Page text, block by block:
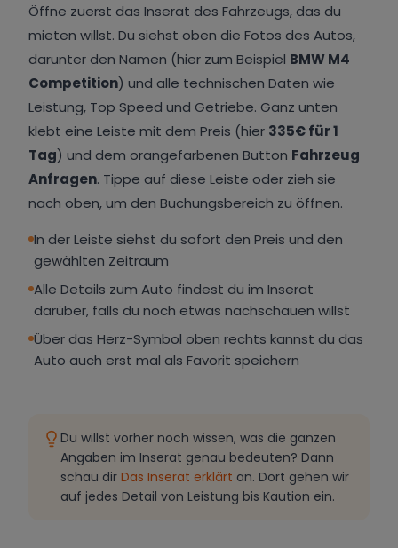
Öffne zuerst das Inserat des Fahrzeugs, das du
mieten willst. Du siehst oben die Fotos des Autos,
darunter den Namen (hier zum Beispiel BMW M4
Competition) und alle technischen Daten wie
Leistung, Top Speed und Getriebe. Ganz unten
klebt eine Leiste mit dem Preis (hier 335€ für 1
Tag) und dem orangefarbenen Button Fahrzeug
Anfragen. Tippe auf diese Leiste oder zieh sie
nach oben, um den Buchungsbereich zu öffnen.
In der Leiste siehst du sofort den Preis und den
gewählten Zeitraum
Alle Details zum Auto findest du im Inserat
darüber, falls du noch etwas nachschauen willst
Über das Herz-Symbol oben rechts kannst du das
Auto auch erst mal als Favorit speichern
Du willst vorher noch wissen, was die ganzen
Angaben im Inserat genau bedeuten? Dann
schau dir Das Inserat erklärt an. Dort gehen wir
auf jedes Detail von Leistung bis Kaution ein.